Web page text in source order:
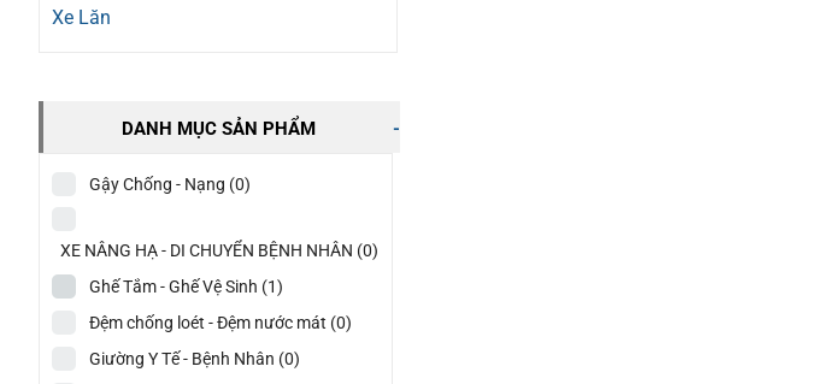
Xe Lăn
DANH MỤC SẢN PHẨM -
Gậy Chống - Nạng (0)
XE NÂNG HẠ - DI CHUYỂN BỆNH NHÂN (0)
Ghế Tắm - Ghế Vệ Sinh (1)
Đệm chống loét - Đệm nước mát (0)
Giường Y Tế - Bệnh Nhân (0)